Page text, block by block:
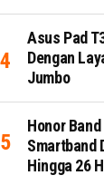
Asus Pad
Dengan
Jumbo
Honor
Smartband
Hingga 26